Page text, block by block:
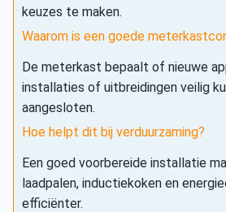
keuzes te maken.
Waarom is een goede
De meterkast bepaalt of nieuwe
installaties of uitbreidingen veilig
aangesloten.
Hoe helpt dit bij verduurzaming?
Een goed voorbereide installatie
laadpalen, inductiekoken en
efficiënter.